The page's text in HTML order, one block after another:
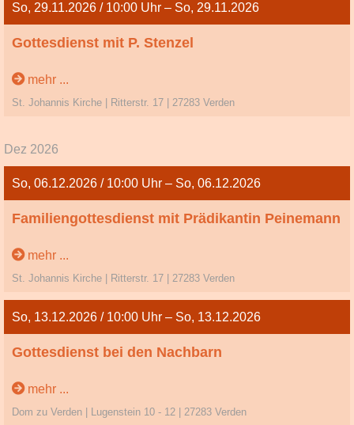
So, 29.11.2026 / 10:00 Uhr – So, 29.11.2026
Gottesdienst mit P. Stenzel
1. So. im Advent
mehr ...
St. Johannis Kirche | Ritterstr. 17 | 27283 Verden
Dez 2026
So, 06.12.2026 / 10:00 Uhr – So, 06.12.2026
Familiengottesdienst mit Prädikantin Peinemann
2. So. im Advent
mehr ...
St. Johannis Kirche | Ritterstr. 17 | 27283 Verden
So, 13.12.2026 / 10:00 Uhr – So, 13.12.2026
Gottesdienst bei den Nachbarn
3. So. im Advent
mehr ...
Dom zu Verden | Lugenstein 10 - 12 | 27283 Verden